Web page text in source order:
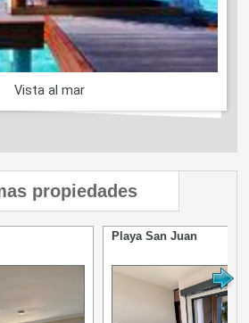
Vista al mar
propiedades
Playa San Juan